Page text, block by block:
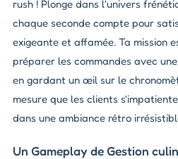
rush ! Plonge dans l'univers
chaque seconde compte pour
exigeante et affamée. Ta mission
préparer les commandes avec
en gardant un œil sur le
mesure que les clients
dans une ambiance rétro
Un Gameplay de Gestion